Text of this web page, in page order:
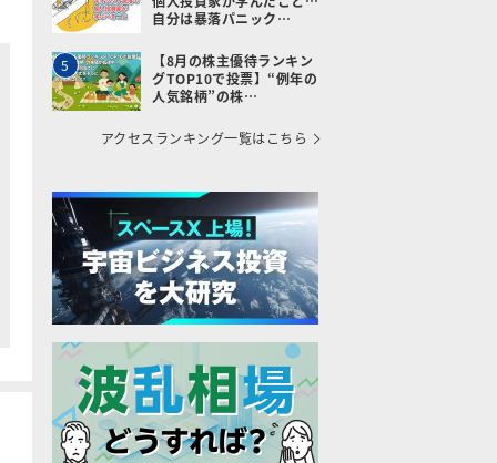
自分は暴落パニック…
5
【8月の株主優待ランキン
グTOP10で投票】“例年の
人気銘柄”の株…
アクセスランキング一覧はこちら